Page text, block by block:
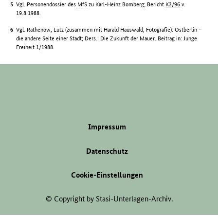
Vgl. Personendossier des MfS zu Karl-Heinz Bomberg; Bericht K3/96 v.
19.8.1988.
Vgl. Rathenow, Lutz (zusammen mit Harald Hauswald, Fotografie): Ostberlin –
die andere Seite einer Stadt; Ders.: Die Zukunft der Mauer. Beitrag in: Junge
Freiheit 1/1988.
Impressum
Datenschutz
Cookie-Einstellungen
© Copyright by Stasi-Unterlagen-Archiv.